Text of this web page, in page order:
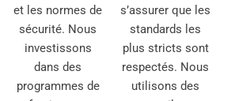
et les normes de
sécurité. Nous
investissons
dans des
programmes de
s’assurer que les
standards les
plus stricts sont
respectés. Nous
utilisons des